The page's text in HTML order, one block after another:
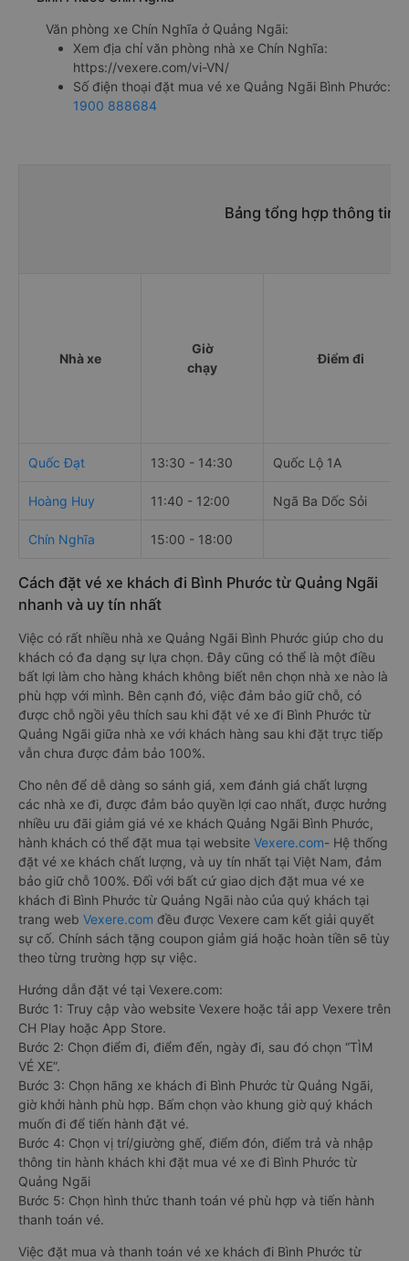
Văn phòng xe Chín Nghĩa ở Quảng Ngãi:
Xem địa chỉ văn phòng nhà xe Chín Nghĩa:
https://vexere.com/vi-VN/
Số điện thoại đặt mua vé xe Quảng Ngãi Bình Phước:
1900 888684
Bảng tổng hợp thông tin
Nhà xe
Giờ
chạy
Điểm đi
Quốc Đạt 13:30 - 14:30 Quốc Lộ 1A
Hoàng Huy 11:40 - 12:00 Ngã Ba Dốc Sỏi
Chín Nghĩa 15:00 - 18:00
Cách đặt vé xe khách đi Bình Phước từ Quảng Ngãi
nhanh và uy tín nhất
Việc có rất nhiều nhà xe Quảng Ngãi Bình Phước giúp cho du
khách có đa dạng sự lựa chọn. Đây cũng có thể là một điều
bất lợi làm cho hàng khách không biết nên chọn nhà xe nào là
phù hợp với mình. Bên cạnh đó, việc đảm bảo giữ chỗ, có
được chỗ ngồi yêu thích sau khi đặt vé xe đi Bình Phước từ
Quảng Ngãi giữa nhà xe với khách hàng sau khi đặt trực tiếp
vẫn chưa được đảm bảo 100%.
Cho nên để dễ dàng so sánh giá, xem đánh giá chất lượng
các nhà xe đi, được đảm bảo quyền lợi cao nhất, được hưởng
nhiều ưu đãi giảm giá vé xe khách Quảng Ngãi Bình Phước,
hành khách có thể đặt mua tại website Vexere.com- Hệ thống
đặt vé xe khách chất lượng, và uy tín nhất tại Việt Nam, đảm
bảo giữ chỗ 100%. Đối với bất cứ giao dịch đặt mua vé xe
khách đi Bình Phước từ Quảng Ngãi nào của quý khách tại
trang web Vexere.com đều được Vexere cam kết giải quyết
sự cố. Chính sách tặng coupon giảm giá hoặc hoàn tiền sẽ tùy
theo từng trường hợp sự việc.
Hướng dẫn đặt vé tại Vexere.com:
Bước 1: Truy cập vào website Vexere hoặc tải app Vexere trên
CH Play hoặc App Store.
Bước 2: Chọn điểm đi, điểm đến, ngày đi, sau đó chọn “TÌM
VÉ XE”.
Bước 3: Chọn hãng xe khách đi Bình Phước từ Quảng Ngãi,
giờ khởi hành phù hợp. Bấm chọn vào khung giờ quý khách
muốn đi để tiến hành đặt vé.
Bước 4: Chọn vị trí/giường ghế, điểm đón, điểm trả và nhập
thông tin hành khách khi đặt mua vé xe đi Bình Phước từ
Quảng Ngãi
Bước 5: Chọn hình thức thanh toán vé phù hợp và tiến hành
thanh toán vé.
Việc đặt mua và thanh toán vé xe khách đi Bình Phước từ